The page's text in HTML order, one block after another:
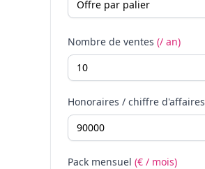
Nombre de ventes (/ an)
Honoraires / chiffre d'affaires
Pack mensuel (€ / mois)